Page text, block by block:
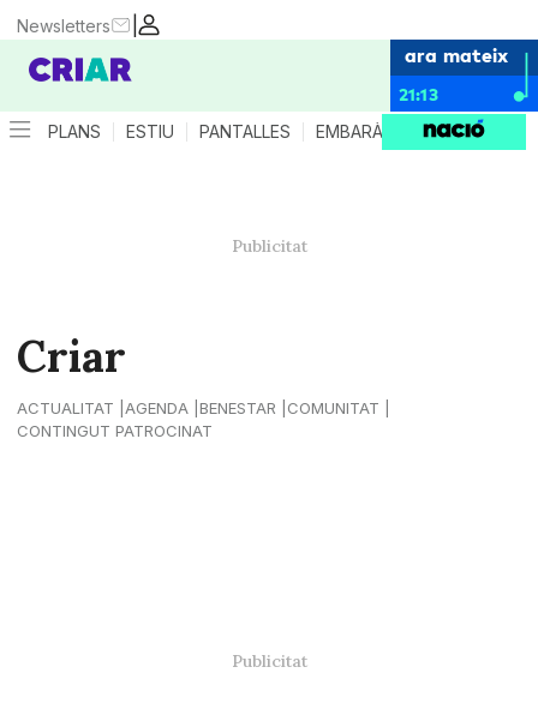
|
Newsletters
ara mateix
21:13
PLANS ESTIU PANTALLES EMBARÀS CRIANÇA
Criar
ACTUALITAT AGENDA BENESTAR
COMUNITAT
CONTINGUT PATROCINAT